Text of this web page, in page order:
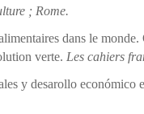
; Rome.
dans le
verte. Les cahiers
y desarollo económico